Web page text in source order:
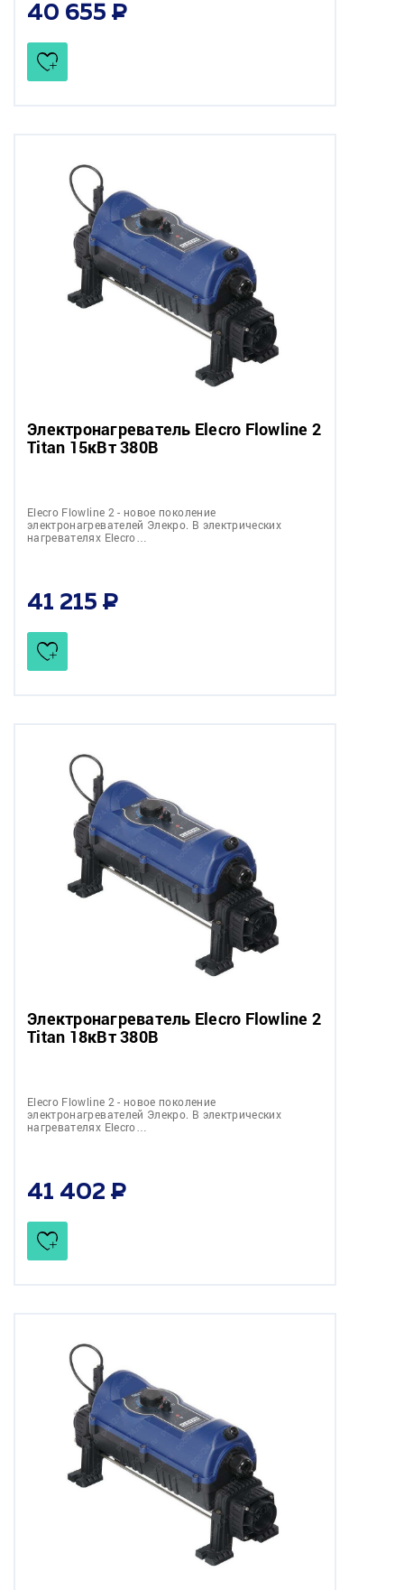
40 655
Электронагреватель Elecro Flowline 2
Titan 15кВт 380В
Elecro Flowline 2 - новое поколение
электронагревателей Элекро. В электрических
нагревателях Elecro…
41 215
Электронагреватель Elecro Flowline 2
Titan 18кВт 380В
Elecro Flowline 2 - новое поколение
электронагревателей Элекро. В электрических
нагревателях Elecro…
41 402